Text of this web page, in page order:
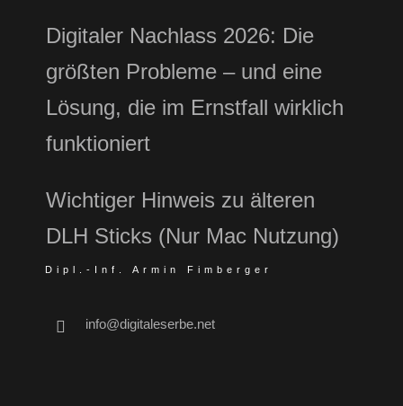
Digitaler Nachlass 2026: Die
größten Probleme – und eine
Lösung, die im Ernstfall wirklich
funktioniert
Wichtiger Hinweis zu älteren
DLH Sticks (Nur Mac Nutzung)
Dipl.-Inf. Armin Fimberger
info@digitaleserbe.net